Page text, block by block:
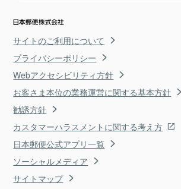
サイトのご利用について
プライバシーポリシー
Webアクセシビリティ方針
お客さま本位の業務運営に関する基本方針
勧誘方針
カスタマーハラスメントに関する考え方
日本郵便公式アプリ一覧
ソーシャルメディア
サイトマップ